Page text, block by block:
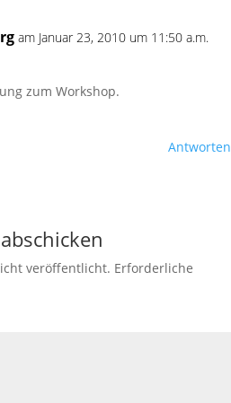
am Januar 23, 2010 um 11:50 a.m.
zum Workshop.
Antworten
veröffentlicht. Erforderliche